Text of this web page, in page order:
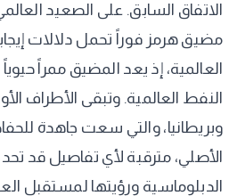
الاتفاق السابق. على الصعيد
مضيق هرمز فوراً تحمل دلالات
العالمية، إذ يعد المضيق ممراً
النفط العالمية. وتبقى الأطراف
وبريطانيا، والتي سعت جاهدة
الأصلي، مترقبة لأي تفاصيل قد
الدبلوماسية ورؤيتها لمستقبل